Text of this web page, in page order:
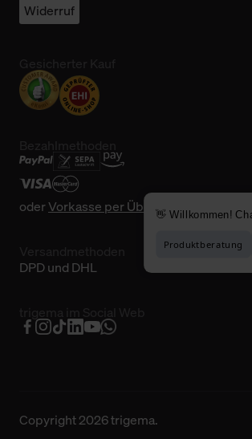
Widerruf
oderVorkasse per Überweisung
DPD und DHL
Copyright 2026 trigema.